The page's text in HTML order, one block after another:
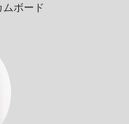
ボード